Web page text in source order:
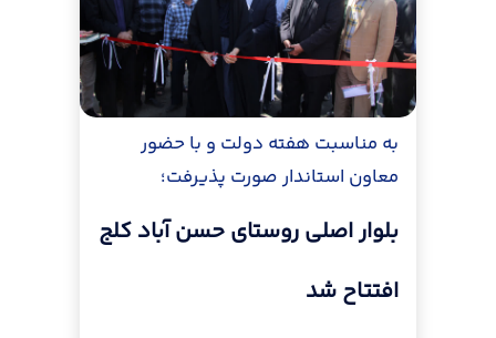
به مناسبت هفته دولت و با حضور
معاون استاندار صورت پذیرفت؛
بلوار اصلی روستای حسن آباد کلج
افتتاح شد